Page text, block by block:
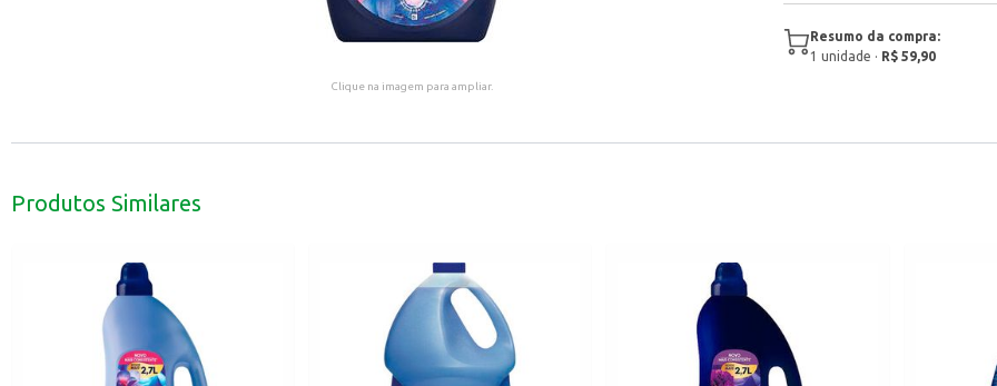
Clique na imagem para ampliar.
Resumo da compra:
1 unidade · R$ 59,90
Produtos Similares